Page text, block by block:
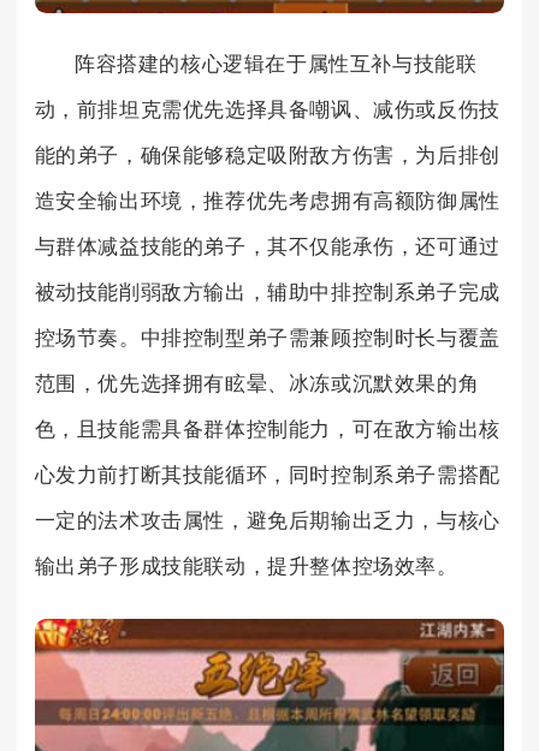
阵容搭建的核心逻辑在于属性互补与技能联
动，前排坦克需优先选择具备嘲讽、减伤或反伤技
能的弟子，确保能够稳定吸附敌方伤害，为后排创
造安全输出环境，推荐优先考虑拥有高额防御属性
与群体减益技能的弟子，其不仅能承伤，还可通过
被动技能削弱敌方输出，辅助中排控制系弟子完成
控场节奏。中排控制型弟子需兼顾控制时长与覆盖
范围，优先选择拥有眩晕、冰冻或沉默效果的角
色，且技能需具备群体控制能力，可在敌方输出核
心发力前打断其技能循环，同时控制系弟子需搭配
一定的法术攻击属性，避免后期输出乏力，与核心
输出弟子形成技能联动，提升整体控场效率。